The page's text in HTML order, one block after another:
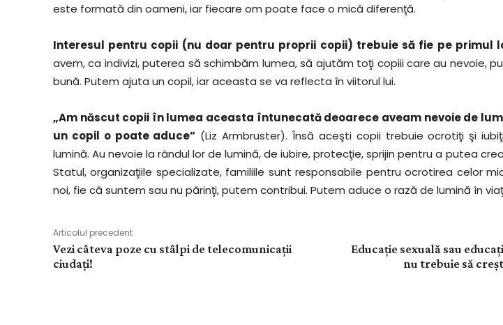
este formată din oameni, iar fiecare om poate face o mică diferenţă.
Interesul pentru copii (nu doar pentru proprii copii) trebuie să fie pe primul
avem, ca indivizi, puterea să schimbăm lumea, să ajutăm toţi copiii care au nevoie,
bună. Putem ajuta un copil, iar aceasta se va reflecta în viitorul lui.
„Am născut copii în lumea aceasta întunecată deoarece aveam nevoie de
un copil o poate aduce” (Liz Armbruster). Însă aceşti copii trebuie ocrotiţi şi
lumină. Au nevoie la rândul lor de lumină, de iubire, protecţie, sprijin pentru a putea
Statul, organizaţiile specializate, familiile sunt responsabile pentru ocrotirea celor
noi, fie că suntem sau nu părinţi, putem contribui. Putem aduce o rază de lumină în
Articolul precedent
Vezi câteva poze cu stâlpi de telecomunicații
ciudați!
Educaţie sexuală sau
nu trebuie să